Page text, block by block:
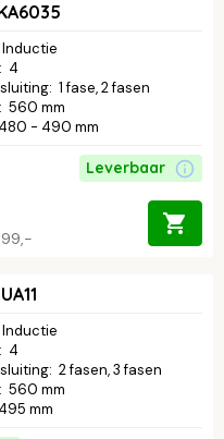
Inductie
: 4
: 1 fase, 2 fasen
: 560 mm
480 - 490 mm
Leverbaar
Inductie
: 4
: 2 fasen, 3 fasen
: 560 mm
495 mm